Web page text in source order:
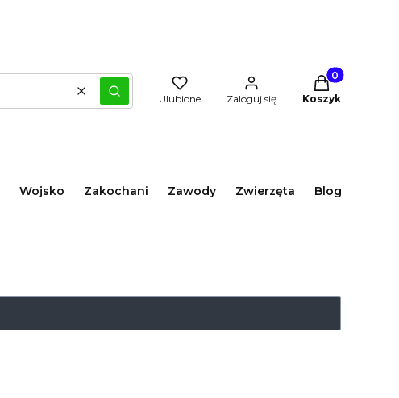
WyczyśćSzukaj Ulubione Zaloguj się
Produkty w
Koszyk
Wojsko Zakochani Zawody Zwierzęta Blog